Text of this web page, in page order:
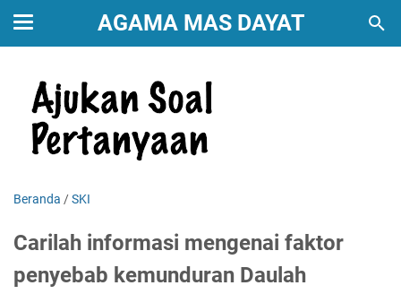
AGAMA MAS DAYAT
Beranda /SKI
Carilah informasi mengenai faktor
penyebab kemunduran Daulah